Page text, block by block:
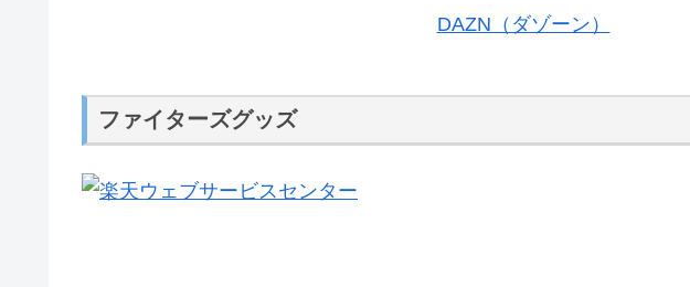
DAZN（ダゾーン）
ファイターズグッズ